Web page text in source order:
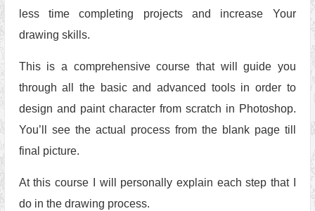
less time completing projects and increase Your
drawing skills.
This is a comprehensive course that will guide you
through all the basic and advanced tools in order to
design and paint character from scratch in Photoshop.
You’ll see the actual process from the blank page till
final picture.
At this course I will personally explain each step that I
do in the drawing process.